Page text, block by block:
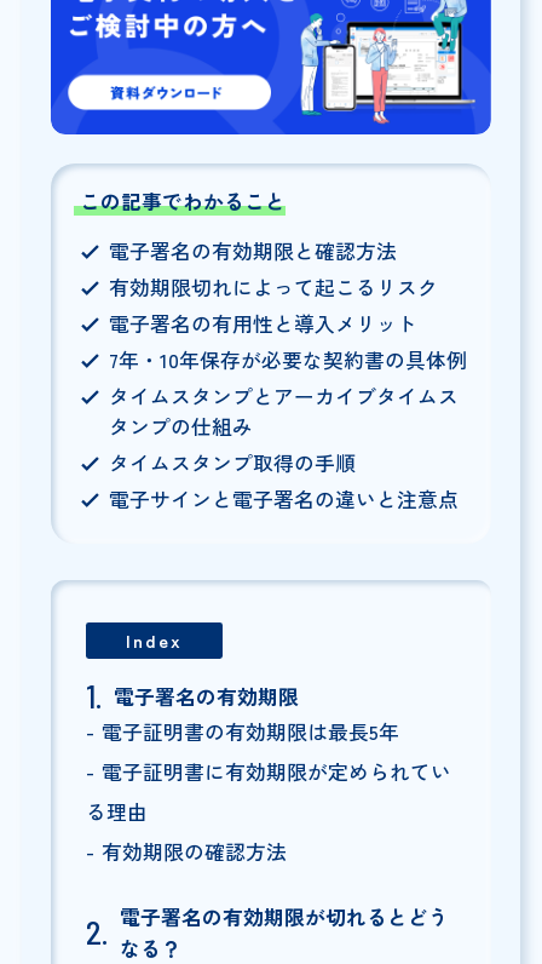
この記事でわかること
電子署名の有効期限と確認方法
有効期限切れによって起こるリスク
電子署名の有用性と導入メリット
7年・10年保存が必要な契約書の具体例
タイムスタンプとアーカイブタイムス
タンプの仕組み
タイムスタンプ取得の手順
電子サインと電子署名の違いと注意点
Index
電子署名の有効期限
電子証明書の有効期限は最長5年
電子証明書に有効期限が定められてい
る理由
有効期限の確認方法
電子署名の有効期限が切れるとどう
なる？